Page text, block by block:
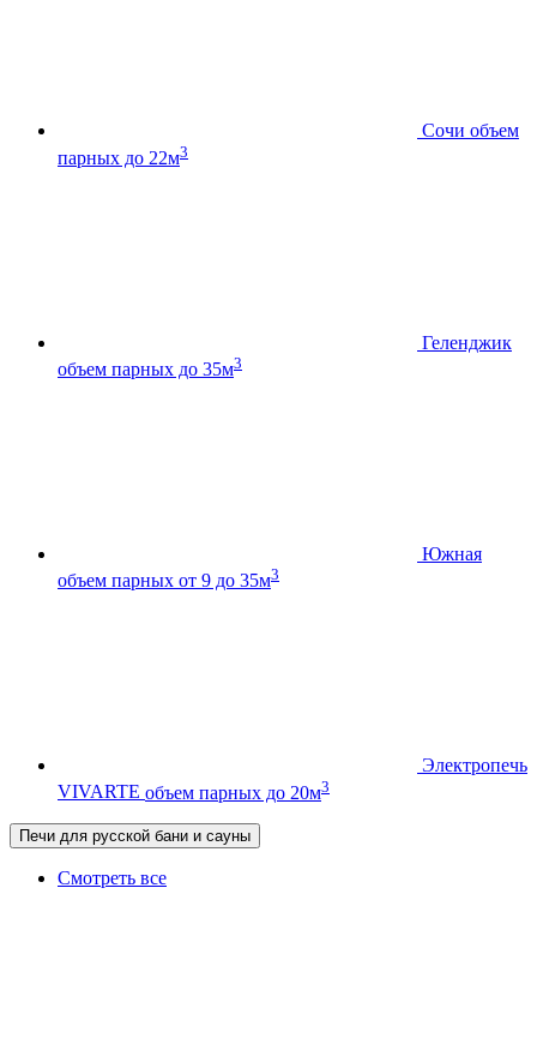
Сочи объем
парных до 22м3
Геленджик
объем парных до 35м3
Южная
объем парных от 9 до 35м3
Электропечь
VIVARTE объем парных до 20м3
Печи для русской бани и сауны
Смотреть все